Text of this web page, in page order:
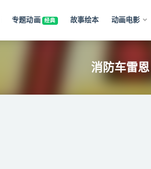
专题动画 经典 故事绘本 动画电影
消防车雷恩